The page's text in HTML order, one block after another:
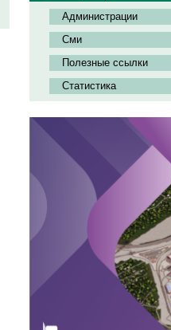
Администрации
Сми
Полезные ссылки
Статистика